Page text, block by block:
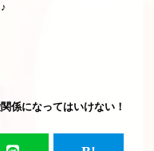
係になってはいけない！